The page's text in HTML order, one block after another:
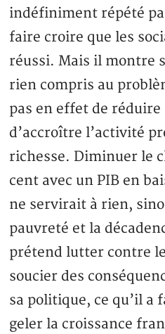
indéfiniment répété
faire croire que les
réussi. Mais il montre
rien compris au
pas en effet de réduire
d’accroître l’activité
richesse. Diminuer le
cent avec un PIB en
ne servirait à rien,
pauvreté et la
prétend lutter contre
soucier des
sa politique, ce qu’il a
geler la croissance